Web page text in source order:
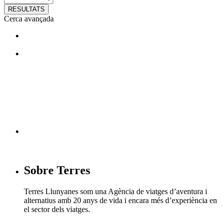
RESULTATS
Cerca avançada
Sobre Terres
Terres Llunyanes som una Agència de viatges d’aventura i
alternatius amb 20 anys de vida i encara més d’experiència en
el sector dels viatges.